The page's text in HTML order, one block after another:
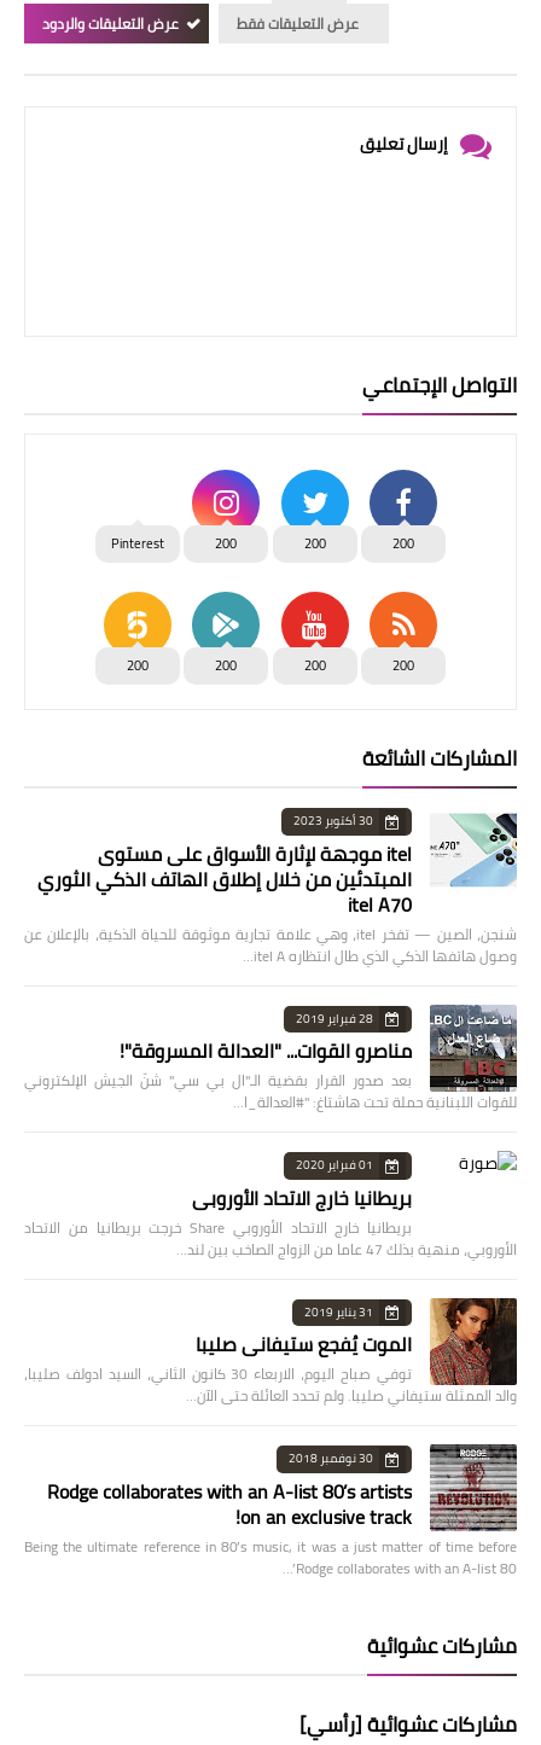
عرض التعليقات فقط عرض التعليقات والردود
إرسال تعليق
التواصل الإجتماعي
200
200
200
Pinterest
200
200
200
200
المشاركات الشائعة
30 أكتوبر 2023
itel موجهة لإثارة الأسواق على مستوى
المبتدئين من خلال إطلاق الهاتف الذكي الثوري
itel A70
شنجن، الصين — تفخر itel، وهي علامة تجارية موثوقة للحياة الذكية، بالإعلان عن
وصول هاتفها الذكي الذي طال انتظاره itel A…
28 فبراير 2019
مناصرو القوات... "العدالة المسروقة"!
بعد صدور القرار بقضية الـ"ال بي سي" شنّ الجيش الإلكتروني
للقوات اللبنانية حملة تحت هاشتاغ: "#العدالة_ا…
01 فبراير 2020
بريطانيا خارج الاتحاد الأوروبي
بريطانيا خارج الاتحاد الأوروبي Share خرجت بريطانيا من الاتحاد
الأوروبي، منهية بذلك 47 عاما من الزواج الصاخب بين لند…
31 يناير 2019
الموت يُفجع ستيفاني صليبا
توفي صباح اليوم، الاربعاء 30 كانون الثاني، السيد ادولف صليبا،
والد الممثلة ستيفاني صليبا. ولم تحدد العائلة حتى الآن…
30 نوفمبر 2018
Rodge collaborates with an A-list 80’s artists
on an exclusive track!
Being the ultimate reference in 80’s music, it was a just matter of time before
Rodge collaborates with an A-list 80’…
مشاركات عشوائية
مشاركات عشوائية [رأسي]